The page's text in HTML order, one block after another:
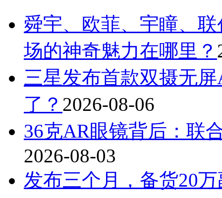
舜宇、欧菲、宇瞳、
场的神奇魅力在哪里？
三星发布首款双摄无
了？ 2026-08-06
36克AR眼镜背后：联
2026-08-03
发布三个月，备货20